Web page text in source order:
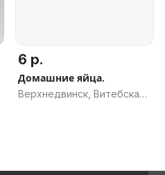
6 р.
Домашние яйца.
Верхнедвинск, Витебская